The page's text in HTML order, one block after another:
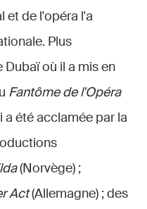
et de l'opéra l'a
Plus
où il a mis en
Fantôme de l'Opéra
a été acclamée par la
(Norvège) ;
Act(Allemagne) ; des